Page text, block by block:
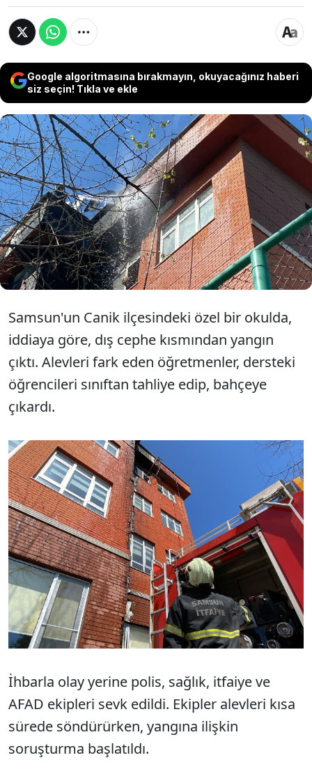
Google algoritmasına bırakmayın, okuyacağınız haberi
siz seçin! Tıkla ve ekle
Samsun'da özel bir okulda, ders sırasında
yangın çıktı. Öğretmenler öğrencileri
tahliye ederken, alevler büyümeden itfaiye
ekipleri tarafından söndürüldü.
Samsun'un Canik ilçesindeki özel bir okulda,
iddiaya göre, dış cephe kısmından yangın
çıktı. Alevleri fark eden öğretmenler, dersteki
öğrencileri sınıftan tahliye edip, bahçeye
çıkardı.
İhbarla olay yerine polis, sağlık, itfaiye ve
AFAD ekipleri sevk edildi. Ekipler alevleri kısa
sürede söndürürken, yangına ilişkin
soruşturma başlatıldı.